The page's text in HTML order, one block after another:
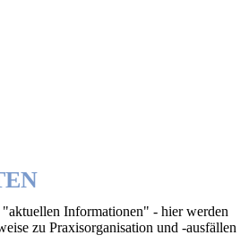
"aktuellen Informationen" - hier werden
zu Praxisorganisation und -ausfällen